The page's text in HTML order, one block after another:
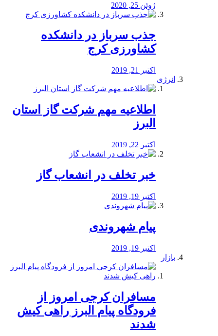
ژوئن 25, 2020
جذب سرباز در دانشکده
کشاورزی کرج
اکتبر 21, 2019
انرژی
️اطلاعیه مهم شرکت گاز استان
البرز
اکتبر 22, 2019
خبر تخلف در انشعاب گاز
اکتبر 19, 2019
پیام شهروندی
اکتبر 19, 2019
بازار
مسافران کرجی امروز از
فرودگاه پیام البرز راهی کیش
شدند